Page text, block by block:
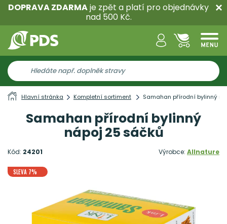
DOPRAVA ZDARMAje zpět a platí pro objednávky
nad 500 Kč.
Hlavní stránka Kompletní sortiment Samahan přírodní bylinný
Samahan přírodní bylinný
nápoj 25 sáčků
Kód: 24201 Výrobce: Allnature
SLEVA 7%